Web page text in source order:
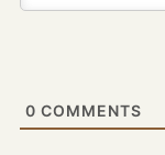
0 COMMENTS